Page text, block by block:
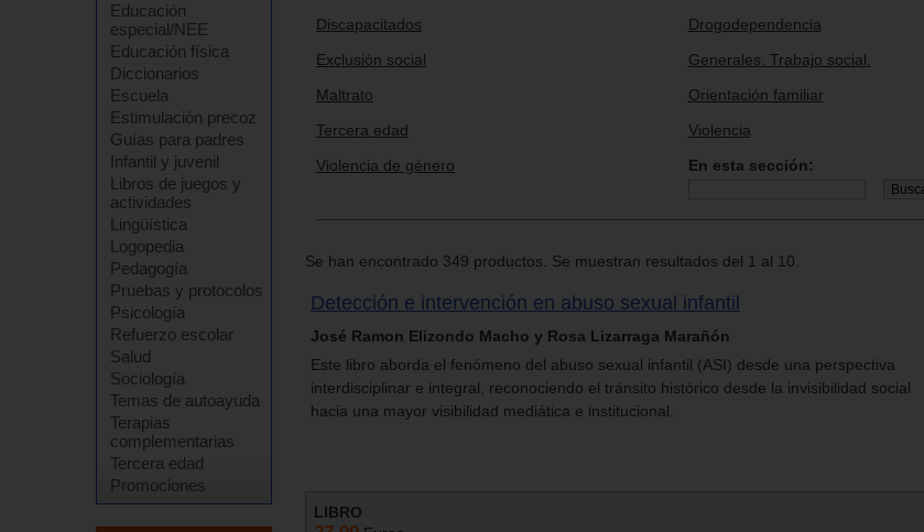
Educación
especial/NEE
Educación física
Diccionarios
Escuela
Estimulación precoz
Guías para padres
Infantil y juvenil
Libros de juegos y
actividades
Lingüística
Logopedia
Pedagogía
Pruebas y protocolos
Psicología
Refuerzo escolar
Salud
Sociología
Temas de autoayuda
Terapias
complementarias
Tercera edad
Promociones
Discapacitados
Drogodependencia
Exclusión social
Generales. Trabajo social.
Maltrato
Orientación familiar
Tercera edad
Violencia
Violencia de género
En esta sección:
Se han encontrado 349 productos. Se muestran resultados del 1 al 10.
Detección e intervención en abuso sexual infantil
José Ramon Elizondo Macho y Rosa Lizarraga Marañón
Este libro aborda el fenómeno del abuso sexual infantil (ASI) desde una perspectiva
interdisciplinar e integral, reconociendo el tránsito histórico desde la invisibilidad social
hacia una mayor visibilidad mediática e institucional.
LIBRO